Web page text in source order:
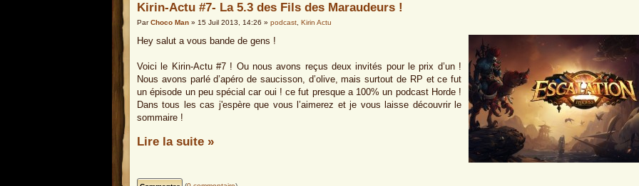
Kirin-Actu #7- La 5.3 des Fils des Maraudeurs !
ParChoco Man » 15 Juil 2013, 14:26 » podcast Kirin Actu
Hey salut a vous bande de gens !
Voici le Kirin-Actu #7 ! Ou nous avons reçus deux invités pour le prix d’un !
Nous avons parlé d’apéro de saucisson, d’olive, mais surtout de RP et ce fut
un épisode un peu spécial car oui ! ce fut presque a 100% un podcast Horde !
Dans tous les cas j'espère que vous l’aimerez et je vous laisse découvrir le
sommaire !
Lire la suite »